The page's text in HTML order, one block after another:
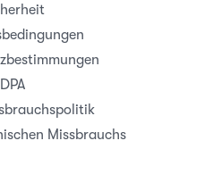
DPA
Missbrauchs